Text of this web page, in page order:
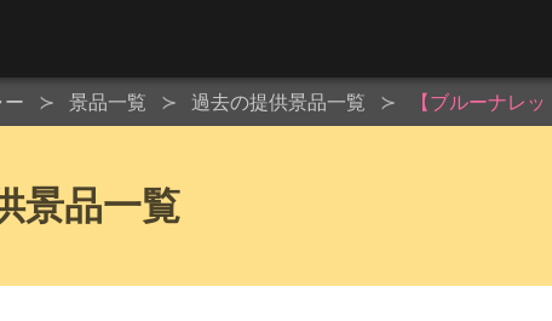
景品一覧 過去の提供景品一覧 【ブルーナレ
景品一覧